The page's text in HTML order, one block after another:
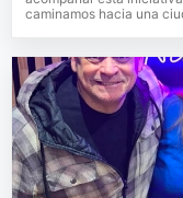
caminamos hacia una